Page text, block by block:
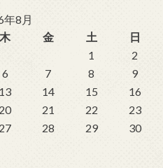
年8月
木 金 土
日
1
2
6 7 8
9
13 14 15
16
20 21 22
23
27 28 29
30